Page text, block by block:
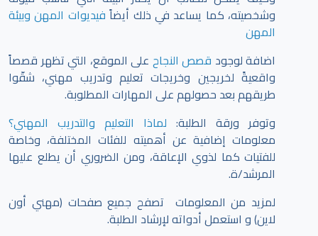
وشخصيته، كما يساعد في ذلك أيضاً فيديوات المهن وبيئة
المهن
اضافة لوجود قصص النجاح على الموقع، التي تظهر قصصاً
واقعيةً لخريجين وخريجات تعليم وتدريب مهني، شقّوا
طريقهم بعد حصولهم على المهارات المطلوبة.
وتوفر ورقة الطلبة: لماذا التعليم والتدريب المهني؟
معلومات إضافية عن أهميته للفئات المختلفة، وخاصة
للفتيات كما لذوي الإعاقة، ومن الضروري أن يطلع عليها
المرشد/ة.
لمزيد من المعلومات تصفح جميع صفحات (مهني أون
لاين) و استعمل أدواته لإرشاد الطلبة.